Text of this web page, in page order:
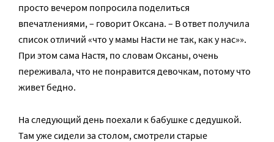
просто вечером попросила поделиться
впечатлениями, – говорит Оксана. – В ответ получила
список отличий «что у мамы Насти не так, как у нас»».
При этом сама Настя, по словам Оксаны, очень
переживала, что не понравится девочкам, потому что
живет бедно.
На следующий день поехали к бабушке с дедушкой.
Там уже сидели за столом, смотрели старые